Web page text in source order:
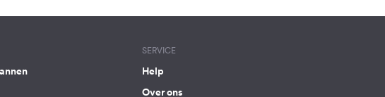
SERVICE
Help
Over ons